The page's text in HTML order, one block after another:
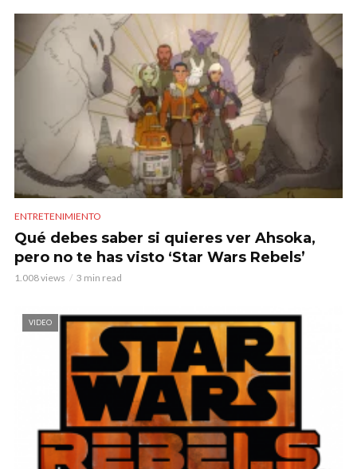
ENTRETENIMIENTO
Qué debes saber si quieres ver Ahsoka,
pero no te has visto ‘Star Wars Rebels’
1.008 views 3 min read
VIDEO